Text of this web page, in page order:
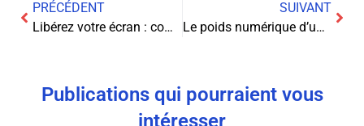
PRÉCÉDENT
Libérez votre écran : comment transformer Google TV sans publicités
SUIVANT
Le poids numérique d’un film : comprendre l’espace disque nécessaire
Publications qui pourraient vous
intéresser